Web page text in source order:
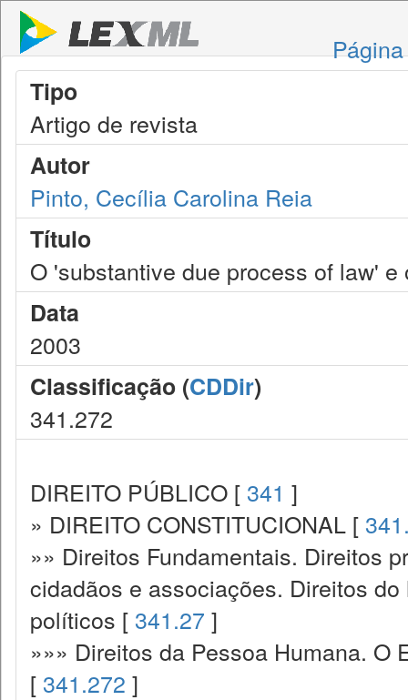
Tipo
Artigo de revista
Autor
Pinto, Cecília Carolina Reia
Título
O 'substantive due process of law' e
Data
2003
Classificação (CDDir)
341.272
DIREITO PÚBLICO [ 341 ]
» DIREITO CONSTITUCIONAL [
»» Direitos Fundamentais. Direitos
cidadãos e associações. Direitos
políticos [ 341.27 ]
»»» Direitos da Pessoa Humana.
[ 341.272 ]